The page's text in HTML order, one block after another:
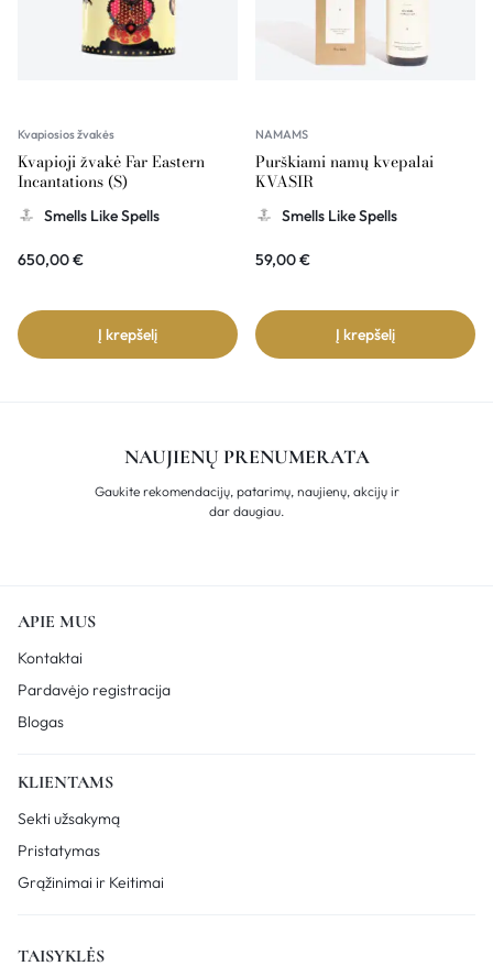
Kvapiosios žvakės
Kvapioji žvakė Far Eastern
Incantations (S)
Smells Like Spells
650,00€
Į krepšelį
NAMAMS
Purškiami namų kvepalai
KVASIR
Smells Like Spells
59,00€
Į krepšelį
NAUJIENŲ PRENUMERATA
Gaukite rekomendacijų, patarimų, naujienų, akcijų ir
dar daugiau.
APIE MUS
Kontaktai
Pardavėjo registracija
Blogas
KLIENTAMS
Sekti užsakymą
Pristatymas
Grąžinimai ir Keitimai
TAISYKLĖS